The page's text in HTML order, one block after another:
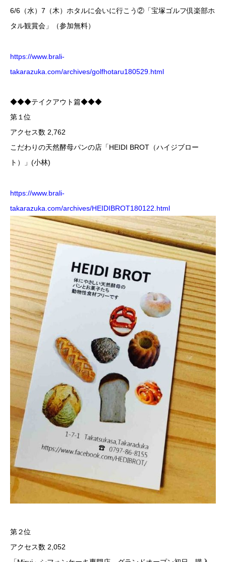
6/6（水）7（木）ホタルに会いに行こう②「宝塚ゴルフ倶楽部ホ
タル観賞会」（参加無料）
https://www.brali-
takarazuka.com/archives/golfhotaru180529.html
◆◆◆テイクアウト篇◆◆◆
第１位
アクセス数 2,762
こだわりの天然酵母パンの店「HEIDI BROT（ハイジブロー
ト）」(小林)
https://www.brali-
takarazuka.com/archives/HEIDIBROT180122.html
第２位
アクセス数 2,052